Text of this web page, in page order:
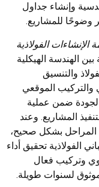
وإنشاء جداول
وضوحًا للمشاريع.
الإنشاءات الفولاذية
بين الهندسة الهيكلية
والتنسيق
والتركيب الموقعي
ضمن عملية
المشاريع. وعند
المراحل بشكل صحيح،
الفولاذية تحقيق أداء
وتركيب فعال
لسنوات طويلة.